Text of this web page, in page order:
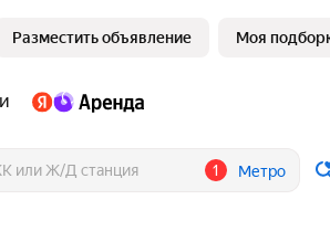
Разместить объявление Моя
1 Метро